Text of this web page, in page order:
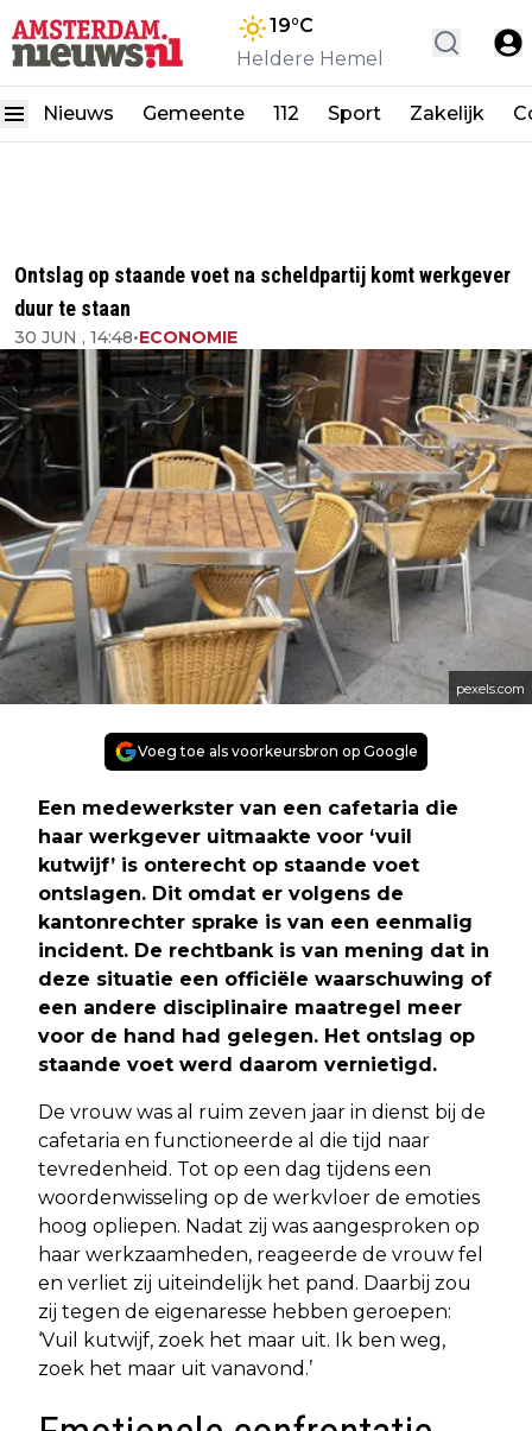
19°C
Heldere Hemel
Nieuws Gemeente 112 Sport Zakelijk
Ontslag op staande voet na scheldpartij komt werkgever
duur te staan
30 JUN , 14:48•ECONOMIE
pexels.com
Voeg toe als voorkeursbron op Google
Een medewerkster van een cafetaria die
haar werkgever uitmaakte voor ‘vuil
kutwijf’ is onterecht op staande voet
ontslagen. Dit omdat er volgens de
kantonrechter sprake is van een eenmalig
incident. De rechtbank is van mening dat in
deze situatie een officiële waarschuwing of
een andere disciplinaire maatregel meer
voor de hand had gelegen. Het ontslag op
staande voet werd daarom vernietigd.
De vrouw was al ruim zeven jaar in dienst bij de
cafetaria en functioneerde al die tijd naar
tevredenheid. Tot op een dag tijdens een
woordenwisseling op de werkvloer de emoties
hoog opliepen. Nadat zij was aangesproken op
haar werkzaamheden, reageerde de vrouw fel
en verliet zij uiteindelijk het pand. Daarbij zou
zij tegen de eigenaresse hebben geroepen:
‘Vuil kutwijf, zoek het maar uit. Ik ben weg,
zoek het maar uit vanavond.’